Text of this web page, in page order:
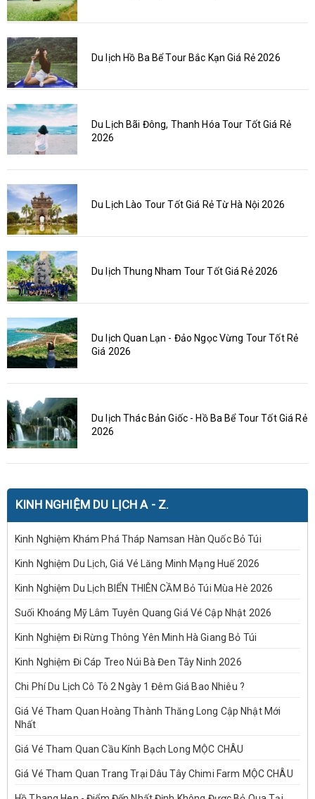
Du lịch Hồ Ba Bể Tour Bắc Kạn Giá Rẻ 2026
Du Lịch Bãi Đông, Thanh Hóa Tour Tốt Giá Rẻ
2026
Du Lịch Lào Tour Tốt Giá Rẻ Từ Hà Nội 2026
Du lịch Thung Nham Tour Tốt Giá Rẻ 2026
Du lịch Quan Lạn - Đảo Ngọc Vừng Tour Tốt Rẻ
Giá 2026
Du lịch Thác Bản Giốc - Hồ Ba Bể Tour Tốt Giá Rẻ
2026
KINH NGHIỆM DU LỊCH A - Z.
Kinh Nghiệm Khám Phá Tháp Namsan Hàn Quốc Bỏ Túi
Kinh Nghiệm Du Lịch, Giá Vé Lăng Minh Mạng Huế 2026
Kinh Nghiệm Du Lịch BIỂN THIÊN CẦM Bỏ Túi Mùa Hè 2026
Suối Khoáng Mỹ Lâm Tuyên Quang Giá Vé Cập Nhật 2026
Kinh Nghiệm Đi Rừng Thông Yên Minh Hà Giang Bỏ Túi
Kinh Nghiệm Đi Cáp Treo Núi Bà Đen Tây Ninh 2026
Chi Phí Du Lịch Cô Tô 2 Ngày 1 Đêm Giá Bao Nhiêu ?
Giá Vé Tham Quan Hoàng Thành Thăng Long Cập Nhật Mới
Nhất
Giá Vé Tham Quan Cầu Kính Bạch Long MỘC CHÂU
Giá Vé Tham Quan Trang Trại Dâu Tây Chimi Farm MỘC CHÂU